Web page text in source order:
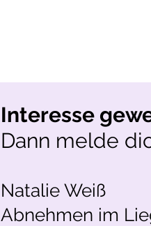
Interesse
Dann melde
Natalie Weiß
Abnehmen im